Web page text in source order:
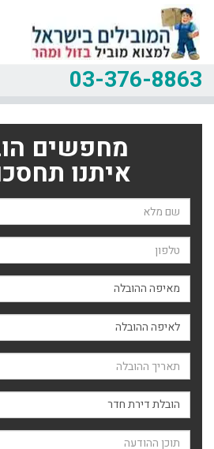
03-376-8863
מחפשים
איתנו
שם השולח
טלפון
מאיפה ההובלה
לאיפה ההובלה
תאריך ההובלה
סוג ההובלה
תוכן ההודעה